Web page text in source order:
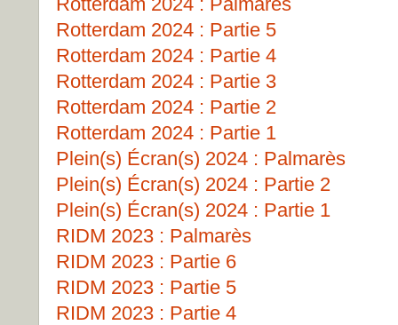
Rotterdam 2024 : Partie 5
Rotterdam 2024 : Partie 4
Rotterdam 2024 : Partie 3
Rotterdam 2024 : Partie 2
Rotterdam 2024 : Partie 1
Plein(s) Écran(s) 2024 : Palmarès
Plein(s) Écran(s) 2024 : Partie 2
Plein(s) Écran(s) 2024 : Partie 1
RIDM 2023 : Palmarès
RIDM 2023 : Partie 6
RIDM 2023 : Partie 5
RIDM 2023 : Partie 4